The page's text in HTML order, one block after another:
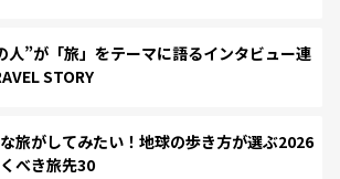
人”が「旅」をテーマに語るインタビュー連
STORY
旅がしてみたい！地球の歩き方が選ぶ2026
べき旅先30